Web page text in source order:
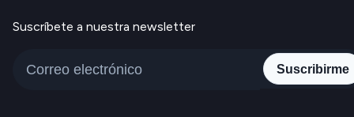
Suscríbete a nuestra newsletter
Suscribirme